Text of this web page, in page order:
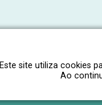
Este site utiliza cookies
Ao